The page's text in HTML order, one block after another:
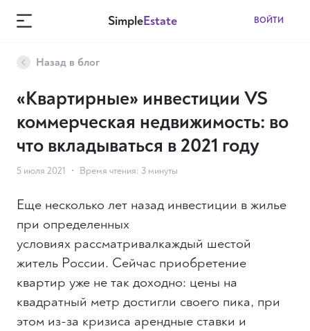
SimpleEstate ВОЙТИ
ВОЙТИ
Вторичный рынок
О компании
Блог
Новости
FAQ
Назад в блог
«Квартирные» инвестиции VS
коммерческая недвижимость: во
что вкладываться в 2021 году
5 июля 2021 • Время чтения: 3 минуты
Еще несколько лет назад инвестиции в жилье
при определенных
условиях рассматривалкаждый шестой
житель России. Сейчас приобретение
квартир уже не так доходно: цены на
квадратный метр достигли своего пика, при
этом из-за кризиса арендные ставки и